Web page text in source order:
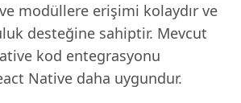
modüllere erişimi kolaydır ve
desteğine sahiptir. Mevcut
kod entegrasyonu
Native daha uygundur.